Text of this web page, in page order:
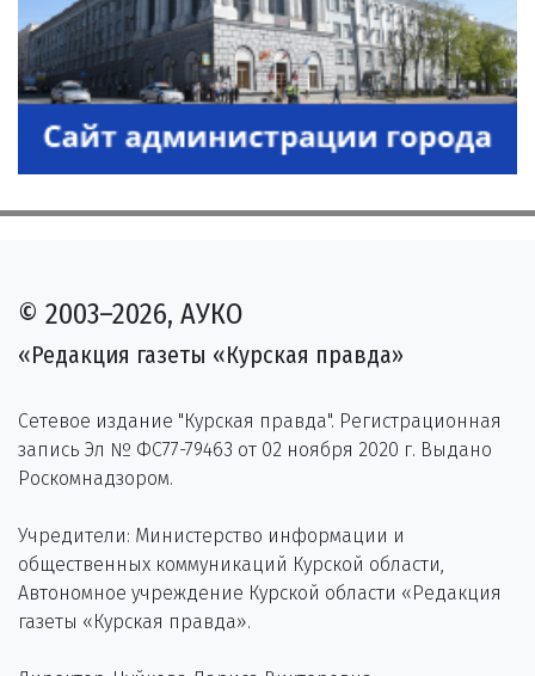
© 2003–2026, АУКО
«Редакция газеты «Курская правда»
Сетевое издание "Курская правда". Регистрационная
запись Эл № ФС77-79463 от 02 ноября 2020 г. Выдано
Роскомнадзором.
Учредители: Министерство информации и
общественных коммуникаций Курской области,
Автономное учреждение Курской области «Редакция
газеты «Курская правда».